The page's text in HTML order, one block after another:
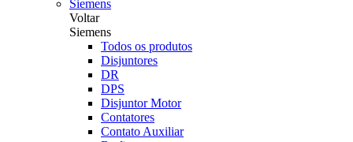
Siemens
Voltar
Siemens
Todos os produtos
Disjuntores
DR
DPS
Disjuntor Motor
Contatores
Contato Auxiliar